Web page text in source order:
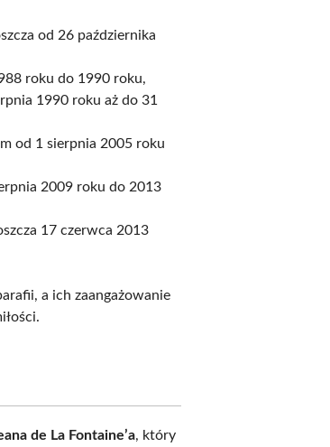
od 26 października
roku do 1990 roku,
1990 roku aż do 31
od 1 sierpnia 2005 roku
2009 roku do 2013
17 czerwca 2013
a ich zaangażowanie
de La Fontaine’a, który